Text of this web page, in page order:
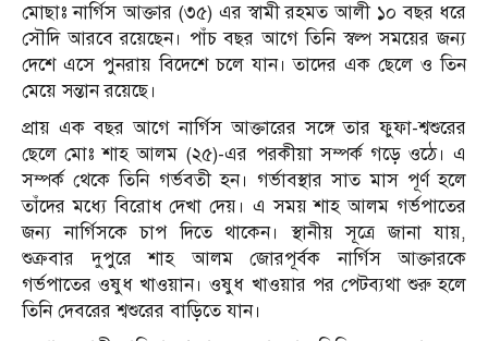
মোছাঃ নার্গিস আক্তার (৩৫) এর স্বামী রহমত আলী ১০ বছর ধরে
সৌদি আরবে রয়েছেন। পাঁচ বছর আগে তিনি স্বল্প সময়ের জন্য
দেশে এসে পুনরায় বিদেশে চলে যান। তাদের এক ছেলে ও তিন
মেয়ে সন্তান রয়েছে।
প্রায় এক বছর আগে নার্গিস আক্তারের সঙ্গে তার ফুফা-শ্বশুরের
ছেলে মোঃ শাহ আলম (২৫)-এর পরকীয়া সম্পর্ক গড়ে ওঠে। এ
সম্পর্ক থেকে তিনি গর্ভবতী হন। গর্ভাবস্থার সাত মাস পূর্ণ হলে
তাঁদের মধ্যে বিরোধ দেখা দেয়। এ সময় শাহ আলম গর্ভপাতের
জন্য নার্গিসকে চাপ দিতে থাকেন। স্থানীয় সূত্রে জানা যায়,
শুক্রবার দুপুরে শাহ আলম জোরপূর্বক নার্গিস আক্তারকে
গর্ভপাতের ওষুধ খাওয়ান। ওষুধ খাওয়ার পর পেটব্যথা শুরু হলে
তিনি দেবরের শ্বশুরের বাড়িতে যান।